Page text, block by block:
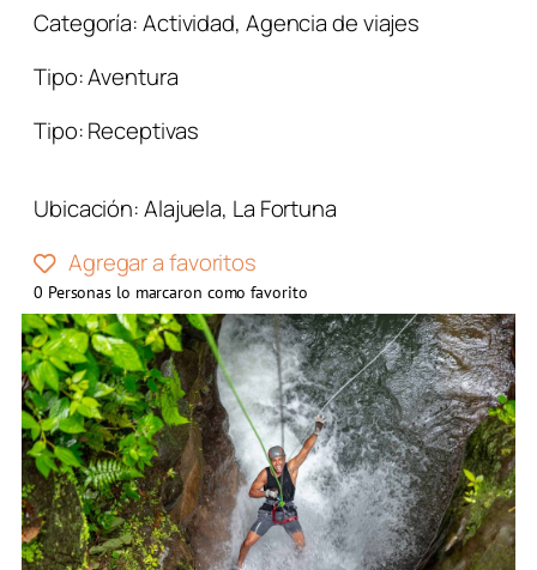
Categoría:Actividad, Agencia de viajes
Tipo:Aventura
Tipo:Receptivas
Ubicación:Alajuela, La Fortuna
Agregar a favoritos
0 Personas lo marcaron como favorito